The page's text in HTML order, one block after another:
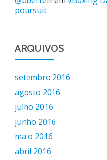
poursuit
ARQUIVOS
setembro 2016
agosto 2016
julho 2016
junho 2016
maio 2016
abril 2016